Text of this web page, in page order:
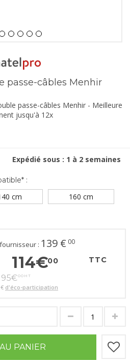
passe-câbles Menhir
passe-câbles Menhir - Meilleure
jusqu'à 12x
Expédié sous : 1 à 2 semaines
:
cm
160 cm
: 139 € 00
114€00 TTC
95€00 HT
d'éco-participation
PANIER